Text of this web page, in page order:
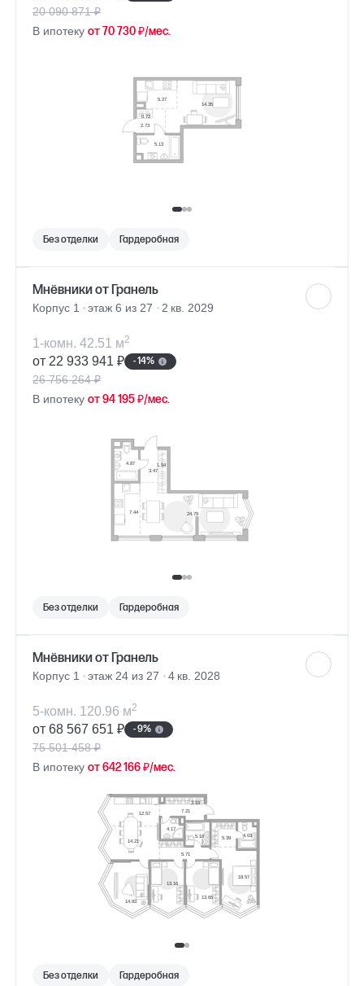
20 090 871 ₽
В ипотеку от 70 730 ₽/мес.
Без отделки Гардеробная
Мнёвники от Гранель
Корпус 1 этаж 6 из 27 2 кв. 2029
1-комн. 42.51 м2
от 22 933 941 ₽ - 14%
26 756 264 ₽
В ипотеку от 94 195 ₽/мес.
Без отделки Гардеробная
Мнёвники от Гранель
Корпус 1 этаж 24 из 27 4 кв. 2028
5-комн. 120.96 м2
от 68 567 651 ₽ - 9%
75 501 458 ₽
В ипотеку от 642 166 ₽/мес.
Без отделки Гардеробная